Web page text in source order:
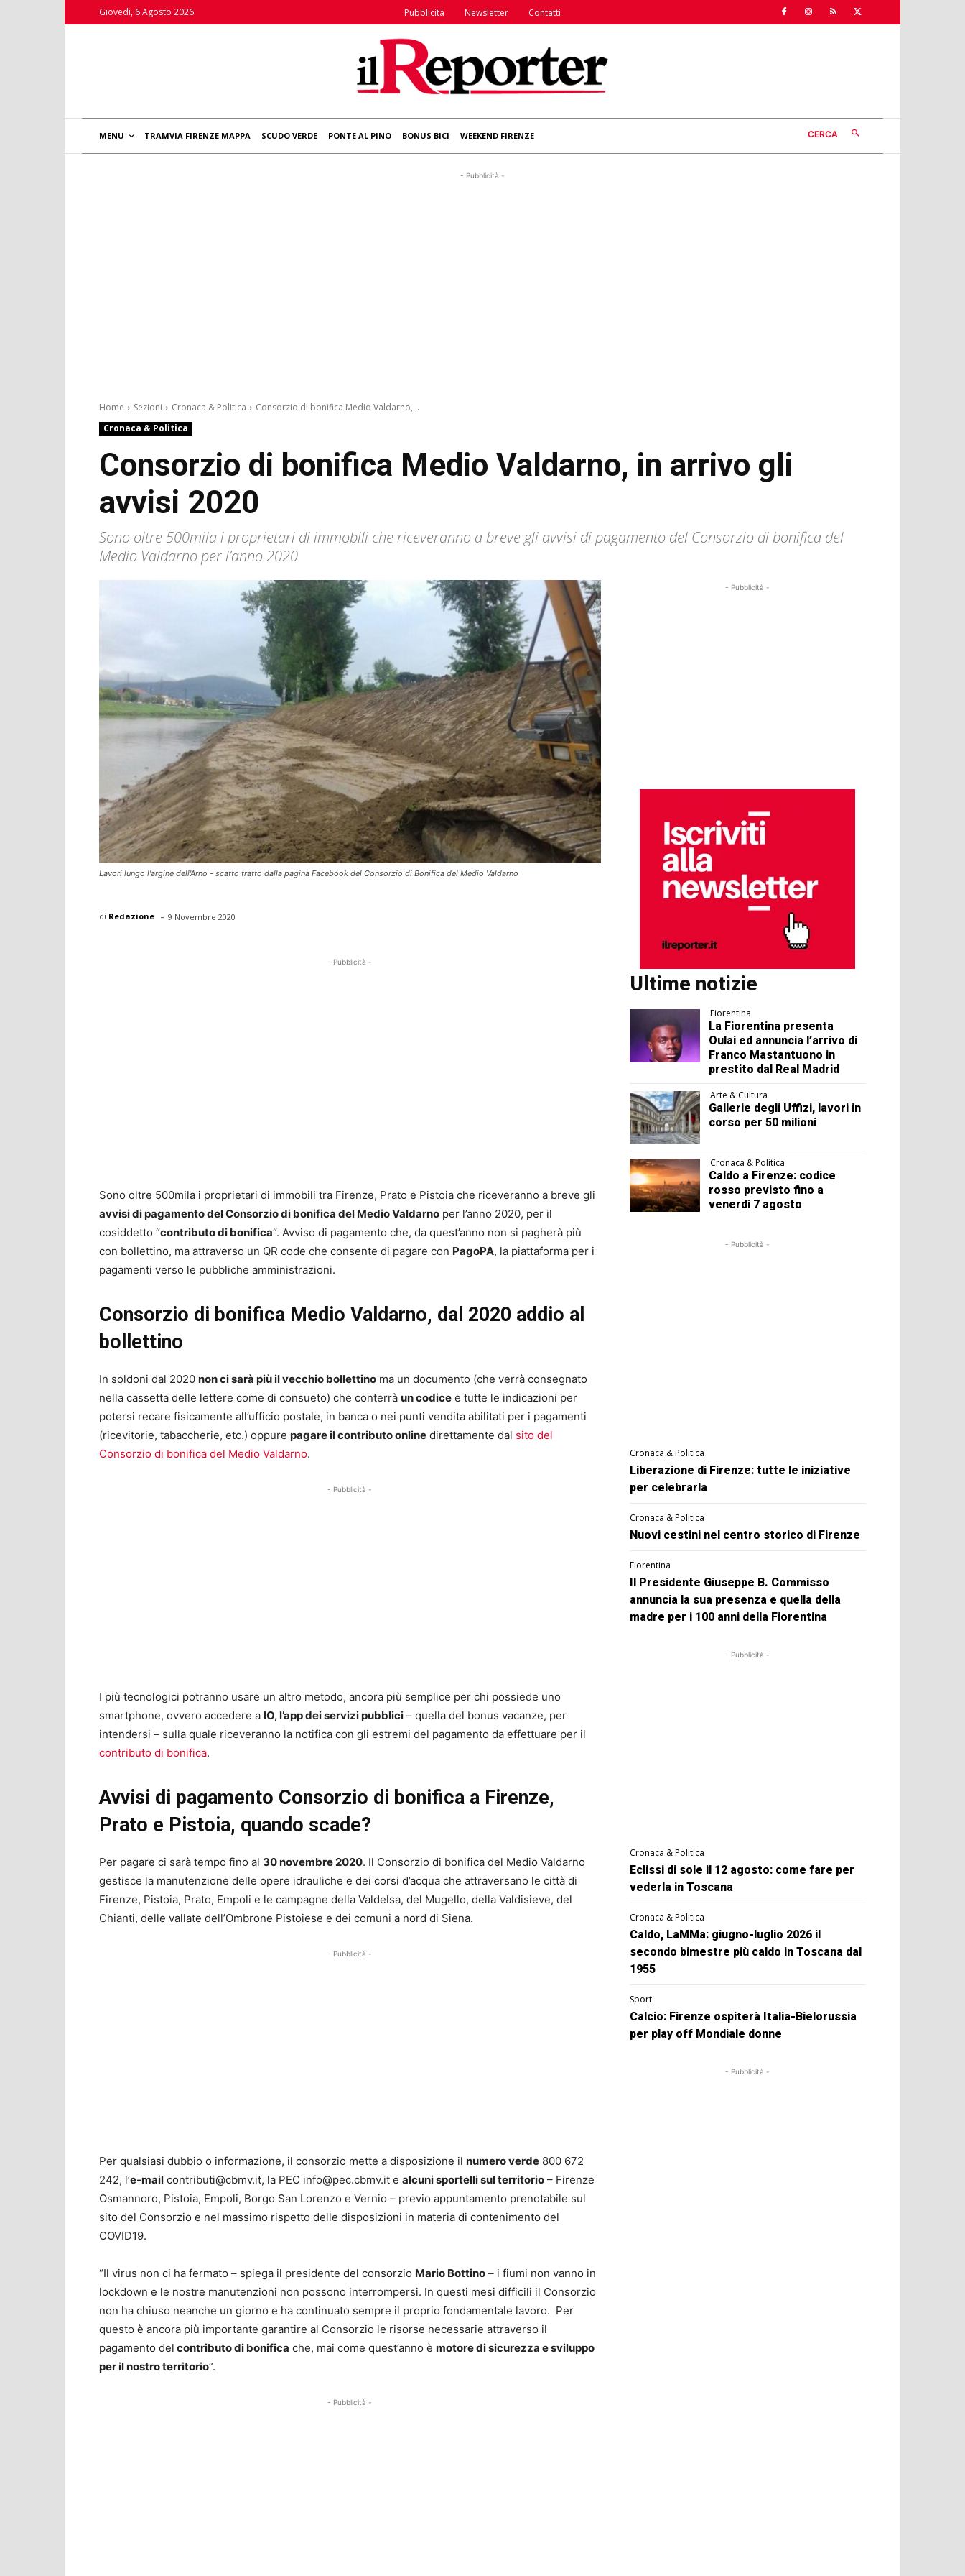
Giovedì, 6 Agosto 2026 Pubblicità Newsletter Contatti
MENU TRAMVIA FIRENZE MAPPA SCUDO VERDE PONTE AL PINO BONUS BICI WEEKEND FIRENZE CERCA
- Pubblicità -
Home Sezioni Cronaca & Politica
Consorzio di bonifica Medio Valdarno,...
Cronaca & Politica
Consorzio di bonifica Medio Valdarno, in arrivo gli
avvisi 2020
Sono oltre 500mila i proprietari di immobili che riceveranno a breve gli avvisi di pagamento del Consorzio di bonifica del
Medio Valdarno per l’anno 2020
Lavori lungo l'argine dell'Arno - scatto tratto dalla pagina Facebook del Consorzio di Bonifica del Medio Valdarno
di Redazione - 9 Novembre 2020
- Pubblicità -
Sono oltre 500mila i proprietari di immobili tra Firenze, Prato e Pistoia che riceveranno a breve gli
avvisi di pagamento del Consorzio di bonifica del Medio Valdarno per l’anno 2020, per il
cosiddetto “contributo di bonifica“. Avviso di pagamento che, da quest’anno non si pagherà più
con bollettino, ma attraverso un QR code che consente di pagare con PagoPA, la piattaforma per i
pagamenti verso le pubbliche amministrazioni.
Consorzio di bonifica Medio Valdarno, dal 2020 addio al
bollettino
In soldoni dal 2020 non ci sarà più il vecchio bollettino ma un documento (che verrà consegnato
nella cassetta delle lettere come di consueto) che conterrà un codice e tutte le indicazioni per
potersi recare fisicamente all’ufficio postale, in banca o nei punti vendita abilitati per i pagamenti
(ricevitorie, tabaccherie, etc.) oppure pagare il contributo online direttamente dal sito del
Consorzio di bonifica del Medio Valdarno.
- Pubblicità -
I più tecnologici potranno usare un altro metodo, ancora più semplice per chi possiede uno
smartphone, ovvero accedere a IO, l’app dei servizi pubblici – quella del bonus vacanze, per
intendersi – sulla quale riceveranno la notifica con gli estremi del pagamento da effettuare per il
contributo di bonifica.
Avvisi di pagamento Consorzio di bonifica a Firenze,
Prato e Pistoia, quando scade?
Per pagare ci sarà tempo fino al 30 novembre 2020. Il Consorzio di bonifica del Medio Valdarno
gestisce la manutenzione delle opere idrauliche e dei corsi d’acqua che attraversano le città di
Firenze, Pistoia, Prato, Empoli e le campagne della Valdelsa, del Mugello, della Valdisieve, del
Chianti, delle vallate dell’Ombrone Pistoiese e dei comuni a nord di Siena.
- Pubblicità -
Per qualsiasi dubbio o informazione, il consorzio mette a disposizione il numero verde 800 672
242, l’e-mail contributi@cbmv.it, la PEC info@pec.cbmv.it e alcuni sportelli sul territorio – Firenze
Osmannoro, Pistoia, Empoli, Borgo San Lorenzo e Vernio – previo appuntamento prenotabile sul
sito del Consorzio e nel massimo rispetto delle disposizioni in materia di contenimento del
COVID19.
“Il virus non ci ha fermato – spiega il presidente del consorzio Mario Bottino – i fiumi non vanno in
lockdown e le nostre manutenzioni non possono interrompersi. In questi mesi difficili il Consorzio
non ha chiuso neanche un giorno e ha continuato sempre il proprio fondamentale lavoro. Per
questo è ancora più importante garantire al Consorzio le risorse necessarie attraverso il
pagamento del contributo di bonifica che, mai come quest’anno è motore di sicurezza e sviluppo
per il nostro territorio”.
- Pubblicità -
- Pubblicità -
Ultime notizie
Fiorentina
La Fiorentina presenta
Oulai ed annuncia l’arrivo di
Franco Mastantuono in
prestito dal Real Madrid
Arte & Cultura
Gallerie degli Uffizi, lavori in
corso per 50 milioni
Cronaca & Politica
Caldo a Firenze: codice
rosso previsto fino a
venerdì 7 agosto
- Pubblicità -
Cronaca & Politica
Liberazione di Firenze: tutte le iniziative
per celebrarla
Cronaca & Politica
Nuovi cestini nel centro storico di Firenze
Fiorentina
Il Presidente Giuseppe B. Commisso
annuncia la sua presenza e quella della
madre per i 100 anni della Fiorentina
- Pubblicità -
Cronaca & Politica
Eclissi di sole il 12 agosto: come fare per
vederla in Toscana
Cronaca & Politica
Caldo, LaMMa: giugno-luglio 2026 il
secondo bimestre più caldo in Toscana dal
1955
Sport
Calcio: Firenze ospiterà Italia-Bielorussia
per play off Mondiale donne
- Pubblicità -